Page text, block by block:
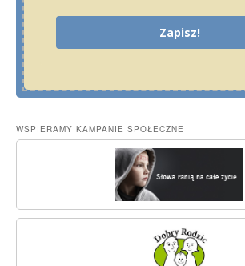
Zapisz!
WSPIERAMY KAMPANIE SPOŁECZNE